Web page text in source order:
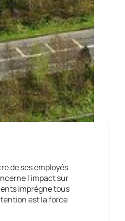
de ses employés
l'impact sur
imprègne tous
est la force